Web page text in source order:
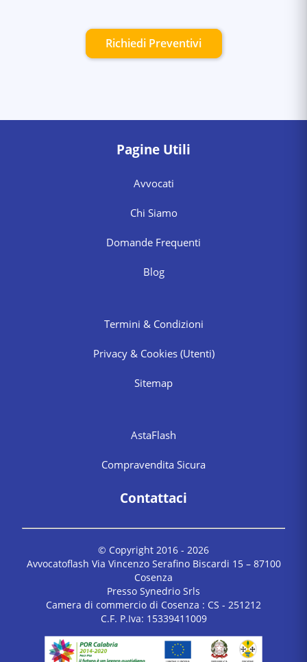
Richiedi Preventivi
Pagine Utili
Avvocati
Chi Siamo
Domande Frequenti
Blog
Termini & Condizioni
Privacy & Cookies (Utenti)
Sitemap
AstaFlash
Compravendita Sicura
Contattaci
© Copyright 2016 - 2026
Avvocatoflash Via Vincenzo Serafino Biscardi 15 – 87100
Cosenza
Presso Synedrio Srls
Camera di commercio di Cosenza : CS - 251212
C.F. P.Iva: 15339411009